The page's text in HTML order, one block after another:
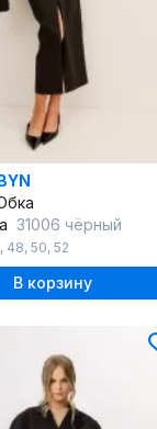
31006 чёрный
, 48, 50, 52
В корзину